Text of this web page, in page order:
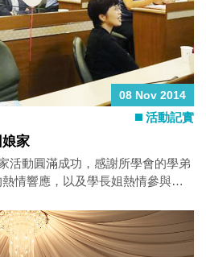
08 Nov 2014
活動記實
家
活動圓滿成功，感謝所學會的學弟
情響應，以及學長姐熱情參與、